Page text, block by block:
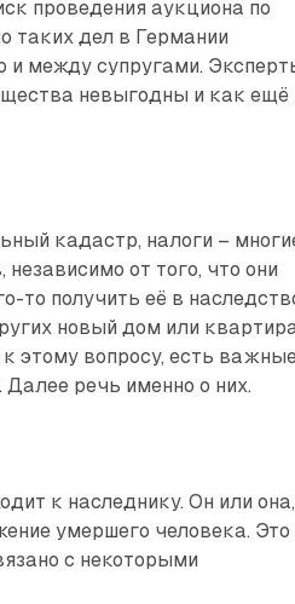
проведения аукциона по
таких дел в Германии
и между супругами.
невыгодны и как ещё
кадастр, налоги –
от того, что они
то получить её в
новый дом или
этому вопросу, есть
речь именно о них.
к наследнику. Он или она,
умершего человека. Это
с некоторыми